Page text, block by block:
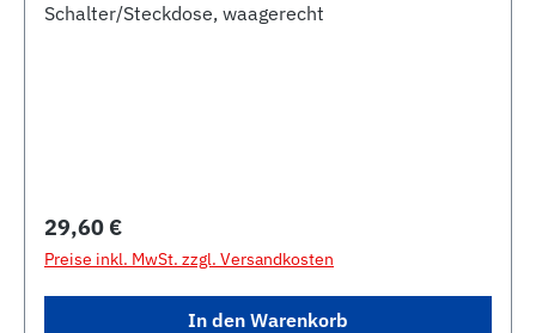
Schalter/Steckdose, waagerecht
Regulärer Preis:
29,60 €
Preise inkl. MwSt. zzgl. Versandkosten
In den Warenkorb